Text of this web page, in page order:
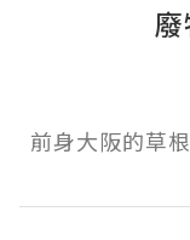
前身大阪的草